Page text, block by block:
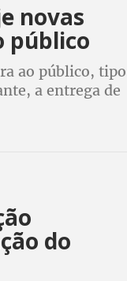
novas
público
ao público, tipo
a entrega de
do